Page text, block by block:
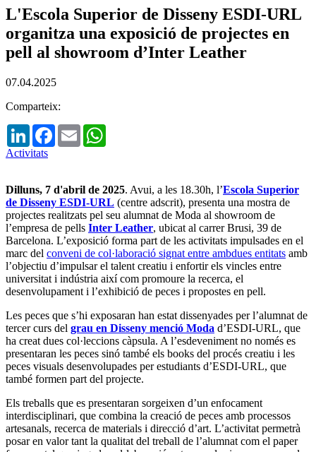
L'Escola Superior de Disseny ESDI-URL
organitza una exposició de projectes en
pell al showroom d’Inter Leather
07.04.2025
Comparteix:
LinkedInFacebook
Email
Activitats
Dilluns, 7 d'abril de 2025. Avui, a les 18.30h, l’Escola Superior
de Disseny ESDI-URL (centre adscrit), presenta una mostra de
projectes realitzats pel seu alumnat de Moda al showroom de
l’empresa de pells Inter Leather, ubicat al carrer Brusi, 39 de
Barcelona. L’exposició forma part de les activitats impulsades en el
marc del conveni de col·laboració signat entre ambdues entitats amb
l’objectiu d’impulsar el talent creatiu i enfortir els vincles entre
universitat i indústria així com promoure la recerca, el
desenvolupament i l’exhibició de peces i propostes en pell.
Les peces que s’hi exposaran han estat dissenyades per l’alumnat de
tercer curs del grau en Disseny menció Moda d’ESDI-URL, que
ha creat dues col·leccions càpsula. A l’esdeveniment no només es
presentaran les peces sinó també els books del procés creatiu i les
peces visuals desenvolupades per estudiants d’ESDI-URL, que
també formen part del projecte.
Els treballs que es presentaran sorgeixen d’un enfocament
interdisciplinari, que combina la creació de peces amb processos
artesanals, recerca de materials i direcció d’art. L’activitat permetrà
posar en valor tant la qualitat del treball de l’alumnat com el paper